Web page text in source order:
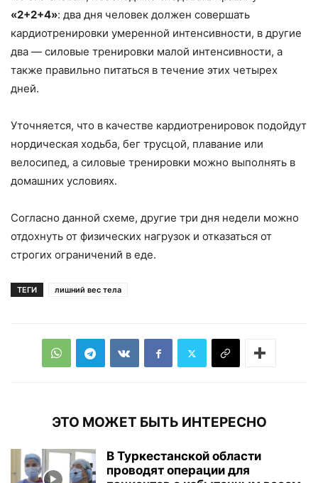
«2+2+4»: два дня человек должен совершать
кардиотренировки умеренной интенсивности, в другие
два — силовые тренировки малой интенсивности, а
также правильно питаться в течение этих четырех
дней.
Уточняется, что в качестве кардиотренировок подойдут
нордическая ходьба, бег трусцой, плавание или
велосипед, а силовые тренировки можно выполнять в
домашних условиях.
Согласно данной схеме, другие три дня недели можно
отдохнуть от физических нагрузок и отказаться от
строгих ограничений в еде.
ТЕГИ лишний вес тела
ЭТО МОЖЕТ БЫТЬ ИНТЕРЕСНО
В Туркестанской области
проводят операции для